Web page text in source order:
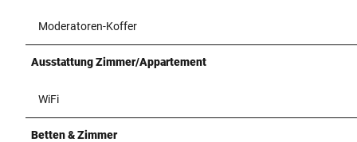
Moderatoren-Koffer
Ausstattung Zimmer/Appartement
WiFi
Betten & Zimmer